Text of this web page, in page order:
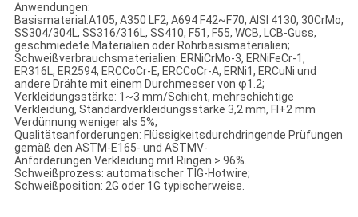
Anwendungen:
Basismaterial:A105, A350 LF2, A694 F42~F70, AISI 4130, 30CrMo,
SS304/304L, SS316/316L, SS410, F51, F55, WCB, LCB-Guss,
geschmiedete Materialien oder Rohrbasismaterialien;
Schweißverbrauchsmaterialien: ERNiCrMo-3, ERNiFeCr-1,
ER316L, ER2594, ERCCoCr-E, ERCCoCr-A, ERNi1, ERCuNi und
andere Drähte mit einem Durchmesser von φ1.2;
Verkleidungsstärke: 1~3 mm/Schicht, mehrschichtige
Verkleidung, Standardverkleidungsstärke 3,2 mm, Fl+2 mm
Verdünnung weniger als 5%;
Qualitätsanforderungen: Flüssigkeitsdurchdringende Prüfungen
gemäß den ASTM-E165- und ASTMV-
Anforderungen.Verkleidung mit Ringen > 96%.
Schweißprozess: automatischer TIG-Hotwire;
Schweißposition: 2G oder 1G typischerweise.